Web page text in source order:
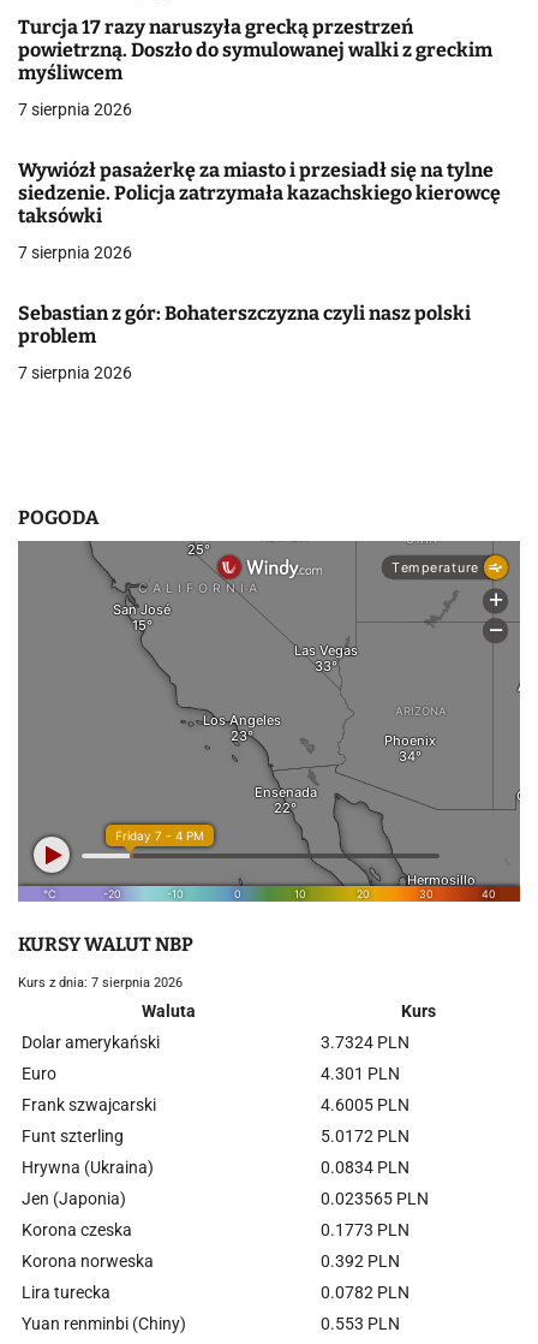
a
c
j
a
w
p
s
u
Turcja 17 razy naruszyła grecką przestrzeń
powietrzną. Doszło do symulowanej walki z greckim
myśliwcem
7 sierpnia 2026
Wywiózł pasażerkę za miasto i przesiadł się na tylne
siedzenie. Policja zatrzymała kazachskiego kierowcę
taksówki
7 sierpnia 2026
Sebastian z gór: Bohaterszczyzna czyli nasz polski
problem
7 sierpnia 2026
POGODA
KURSY WALUT NBP
Kurs z dnia: 7 sierpnia 2026
Waluta
Kurs
Dolar amerykański
3.7324 PLN
Euro
4.301 PLN
Frank szwajcarski
4.6005 PLN
Funt szterling
5.0172 PLN
Hrywna (Ukraina)
0.0834 PLN
Jen (Japonia)
0.023565 PLN
Korona czeska
0.1773 PLN
Korona norweska
0.392 PLN
Lira turecka
0.0782 PLN
Yuan renminbi (Chiny)
0.553 PLN